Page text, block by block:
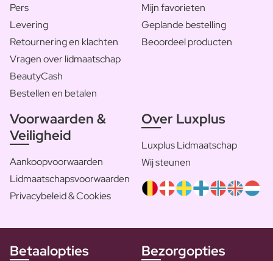
Pers
Levering
Retournering en klachten
Vragen over lidmaatschap
BeautyCash
Bestellen en betalen
Mijn favorieten
Geplande bestelling
Beoordeel producten
Voorwaarden &
Veiligheid
Aankoopvoorwaarden
Lidmaatschapsvoorwaarden
Privacybeleid & Cookies
Over Luxplus
Luxplus Lidmaatschap
Wij steunen
Betaalopties Bezorgopties